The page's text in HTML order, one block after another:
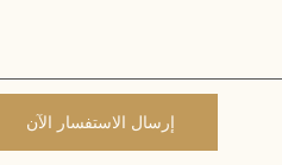
إرسال الاستفسار الآن